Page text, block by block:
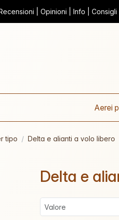
| Opinioni | Info | Consigli
Aerei
tipo Delta e alianti a volo libero
Delta e